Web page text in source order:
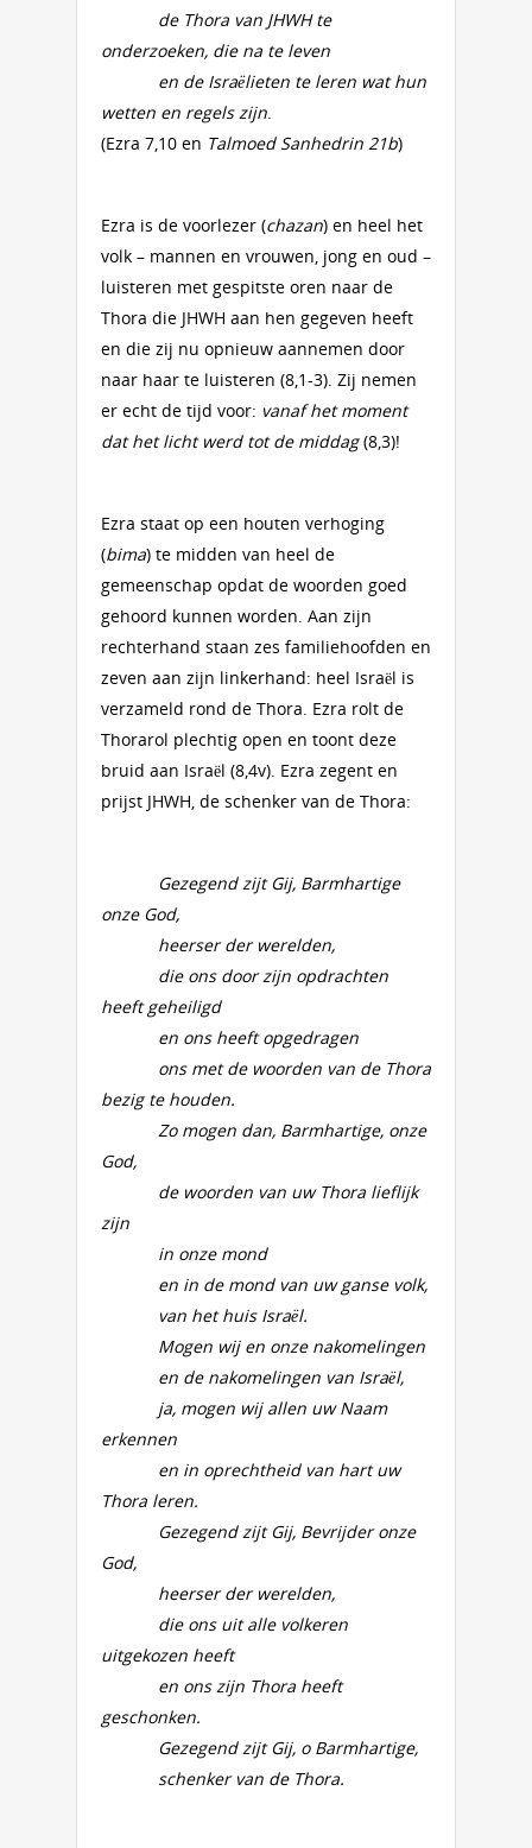
de Thora van JHWH te
onderzoeken, die na te leven
en de Israëlieten te leren wat hun
wetten en regels zijn.
(Ezra 7,10 en Talmoed Sanhedrin 21b)
Ezra is de voorlezer (chazan) en heel het
volk – mannen en vrouwen, jong en oud –
luisteren met gespitste oren naar de
Thora die JHWH aan hen gegeven heeft
en die zij nu opnieuw aannemen door
naar haar te luisteren (8,1-3). Zij nemen
er echt de tijd voor: vanaf het moment
dat het licht werd tot de middag(8,3)!
Ezra staat op een houten verhoging
(bima) te midden van heel de
gemeenschap opdat de woorden goed
gehoord kunnen worden. Aan zijn
rechterhand staan zes familiehoofden en
zeven aan zijn linkerhand: heel Israël is
verzameld rond de Thora. Ezra rolt de
Thorarol plechtig open en toont deze
bruid aan Israël (8,4v). Ezra zegent en
prijst JHWH, de schenker van de Thora:
Gezegend zijt Gij, Barmhartige
onze God,
heerser der werelden,
die ons door zijn opdrachten
heeft geheiligd
en ons heeft opgedragen
ons met de woorden van de Thora
bezig te houden.
Zo mogen dan, Barmhartige, onze
God,
de woorden van uw Thora lieflijk
zijn
in onze mond
en in de mond van uw ganse volk,
van het huis Israël.
Mogen wij en onze nakomelingen
en de nakomelingen van Israël,
ja, mogen wij allen uw Naam
erkennen
en in oprechtheid van hart uw
Thora leren.
Gezegend zijt Gij, Bevrijder onze
God,
heerser der werelden,
die ons uit alle volkeren
uitgekozen heeft
en ons zijn Thora heeft
geschonken.
Gezegend zijt Gij, o Barmhartige,
schenker van de Thora.